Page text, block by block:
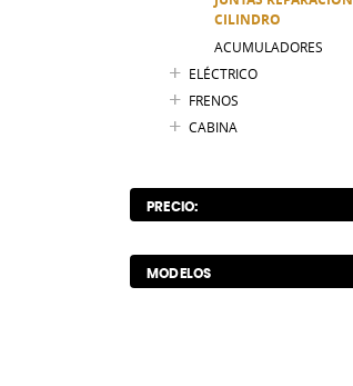
CILINDRO
ACUMULADORES
ELÉCTRICO
FRENOS
CABINA
PRECIO:
MODELOS